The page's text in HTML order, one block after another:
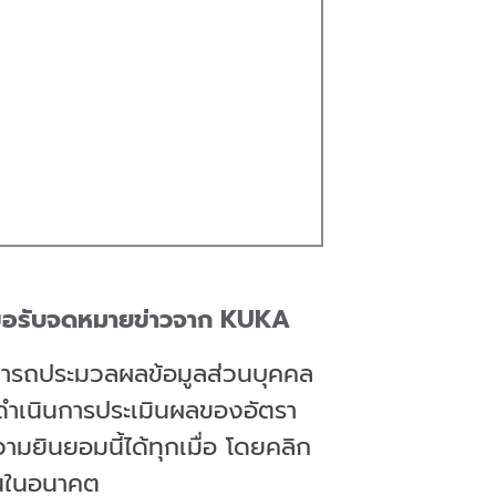
รับจดหมายข่าวจาก KUKA
ารถประมวลผลข้อมูลส่วนบุคคล
เนินการประเมินผลของอัตรา
มยินยอมนี้ได้ทุกเมื่อ โดยคลิก
นอนาคต